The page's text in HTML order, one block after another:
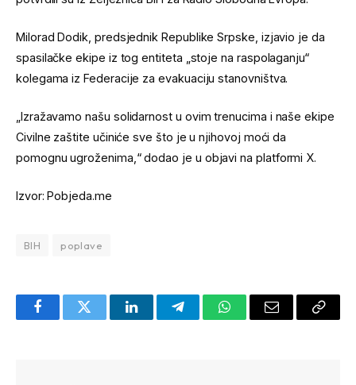
Milorad Dodik, predsjednik Republike Srpske, izjavio je da
spasilačke ekipe iz tog entiteta „stoje na raspolaganju“
kolegama iz Federacije za evakuaciju stanovništva.
„Izražavamo našu solidarnost u ovim trenucima i naše ekipe
Civilne zaštite učiniće sve što je u njihovoj moći da
pomognu ugroženima,“ dodao je u objavi na platformi X.
Izvor: Pobjeda.me
BIH poplave
FacebookTwitter LinkedInTelegramWhatsAppEmail
Copy